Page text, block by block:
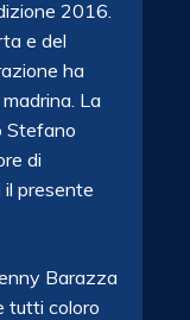
2016.
e del
ha
La
Stefano
di
presente
Barazza
tutti coloro